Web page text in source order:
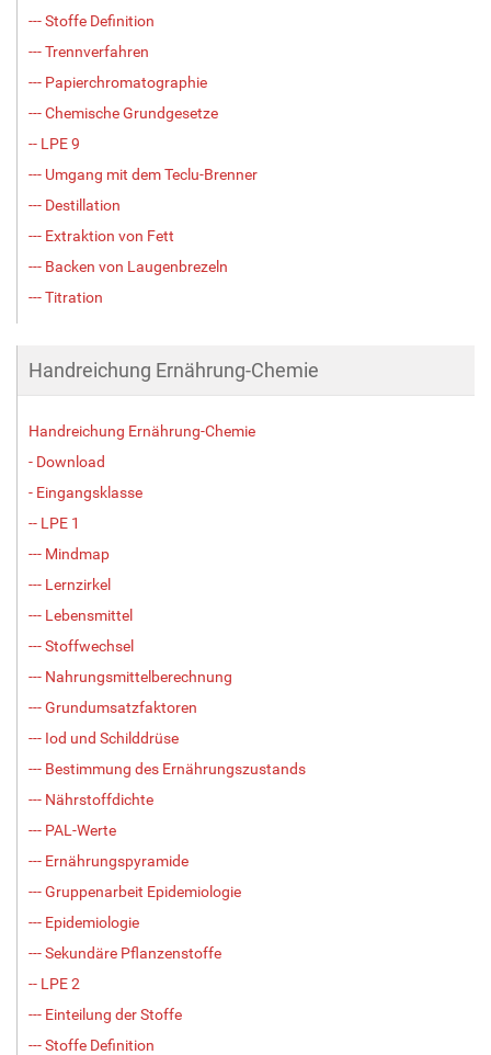
--- Stoffe Definition
--- Trennverfahren
--- Papierchromatographie
--- Chemische Grundgesetze
-- LPE 9
--- Umgang mit dem Teclu-Brenner
--- Destillation
--- Extraktion von Fett
--- Backen von Laugenbrezeln
--- Titration
Handreichung Ernährung-Chemie
Handreichung Ernährung-Chemie
- Download
- Eingangsklasse
-- LPE 1
--- Mindmap
--- Lernzirkel
--- Lebensmittel
--- Stoffwechsel
--- Nahrungsmittelberechnung
--- Grundumsatzfaktoren
--- Iod und Schilddrüse
--- Bestimmung des Ernährungszustands
--- Nährstoffdichte
--- PAL-Werte
--- Ernährungspyramide
--- Gruppenarbeit Epidemiologie
--- Epidemiologie
--- Sekundäre Pflanzenstoffe
-- LPE 2
--- Einteilung der Stoffe
--- Stoffe Definition